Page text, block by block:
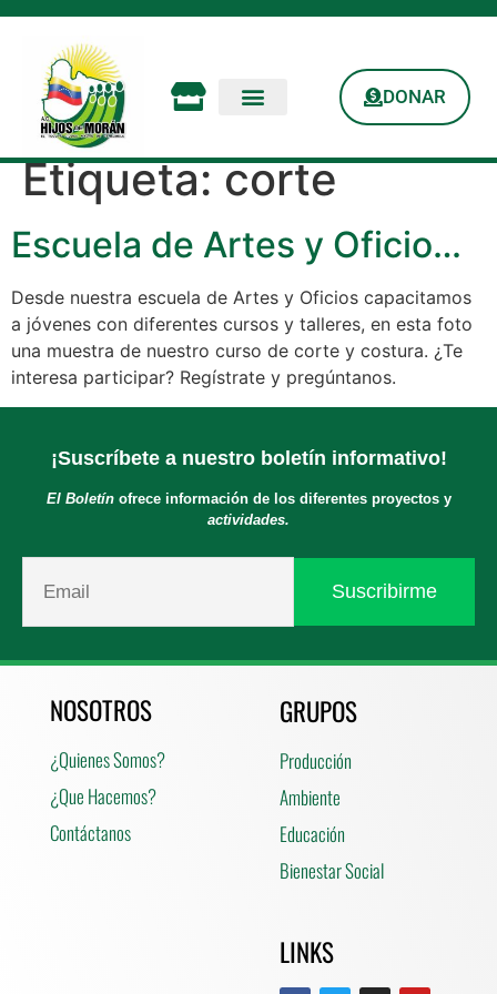
DONAR
Etiqueta:corte
Escuela de Artes y Oficio…
Desde nuestra escuela de Artes y Oficios capacitamos
a jóvenes con diferentes cursos y talleres, en esta foto
una muestra de nuestro curso de corte y costura. ¿Te
interesa participar? Regístrate y pregúntanos.
¡Suscríbete a nuestro boletín informativo!
El Boletínofrece información de los diferentes proyectos y
actividades.
NOSOTROS
¿Quienes Somos?
¿Que Hacemos?
Contáctanos
GRUPOS
Producción
Ambiente
Educación
Bienestar Social
LINKS